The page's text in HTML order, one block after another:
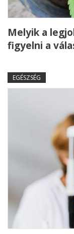
Melyik a
figyelni a
EGÉSZSÉG